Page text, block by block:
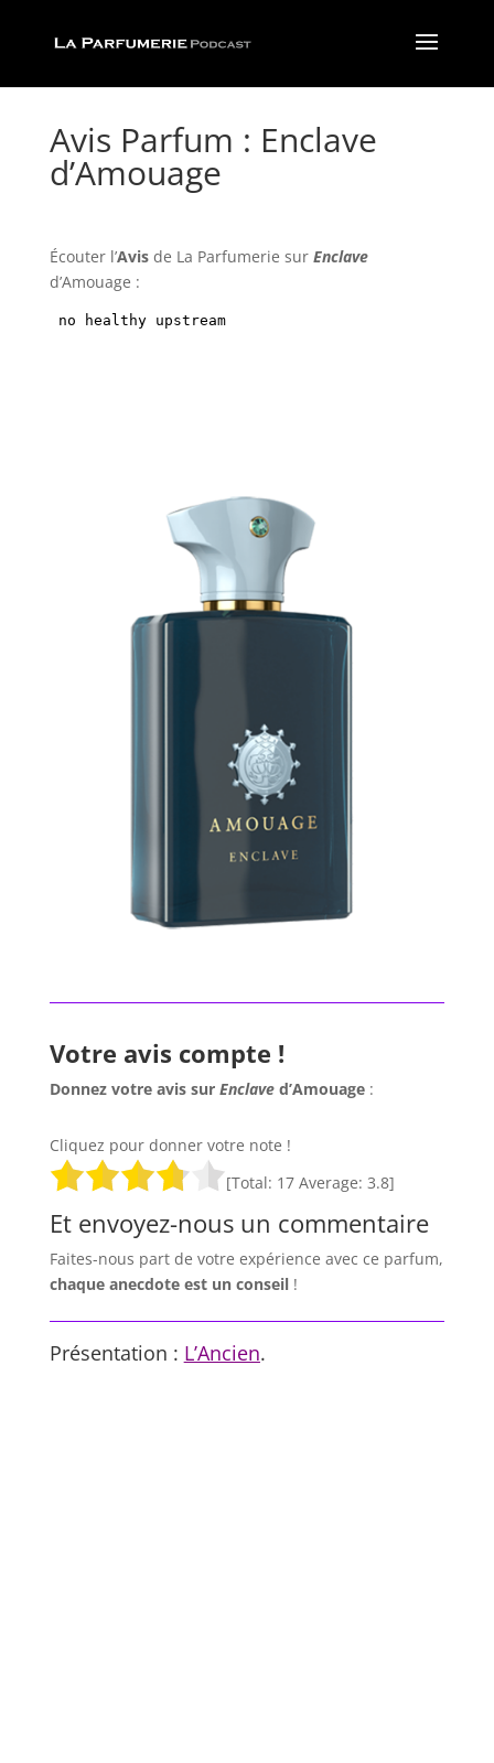
Avis Parfum : Enclave
d’Amouage
Écouter l’Avis de La Parfumerie sur Enclave
d’Amouage :
Votre avis compte !
Donnez votre avis sur Enclave d’Amouage :
Cliquez pour donner votre note !
[Total: 17Average: 3.8]
Et envoyez-nous un commentaire
Faites-nous part de votre expérience avec ce parfum,
chaque anecdote est un conseil!
Présentation : L’Ancien.